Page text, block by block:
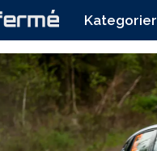
Kategorier